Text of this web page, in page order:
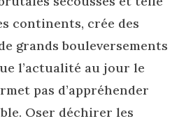
continents, crée des
grands bouleversements
l’actualité au jour le
pas d’appréhender
Oser déchirer les